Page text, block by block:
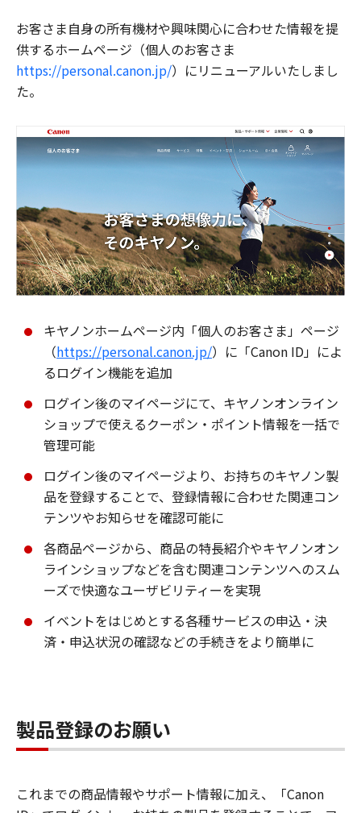
お客さま自身の所有機材や興味関心に合わせた情報を提
供するホームページ（個人のお客さま
https://personal.canon.jp/）にリニューアルいたしまし
た。
キヤノンホームページ内「個人のお客さま」ページ
（https://personal.canon.jp/）に「Canon ID」によ
るログイン機能を追加
ログイン後のマイページにて、キヤノンオンライン
ショップで使えるクーポン・ポイント情報を一括で
管理可能
ログイン後のマイページより、お持ちのキヤノン製
品を登録することで、登録情報に合わせた関連コン
テンツやお知らせを確認可能に
各商品ページから、商品の特長紹介やキヤノンオン
ラインショップなどを含む関連コンテンツへのスム
ーズで快適なユーザビリティーを実現
イベントをはじめとする各種サービスの申込・決
済・申込状況の確認などの手続きをより簡単に
製品登録のお願い
これまでの商品情報やサポート情報に加え、「Canon